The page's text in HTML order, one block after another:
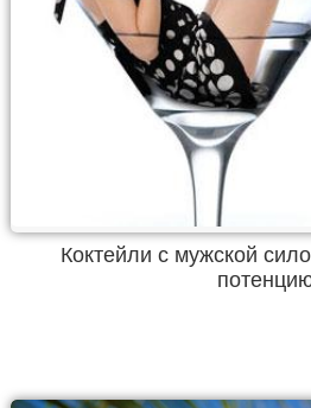
Коктейли с мужской